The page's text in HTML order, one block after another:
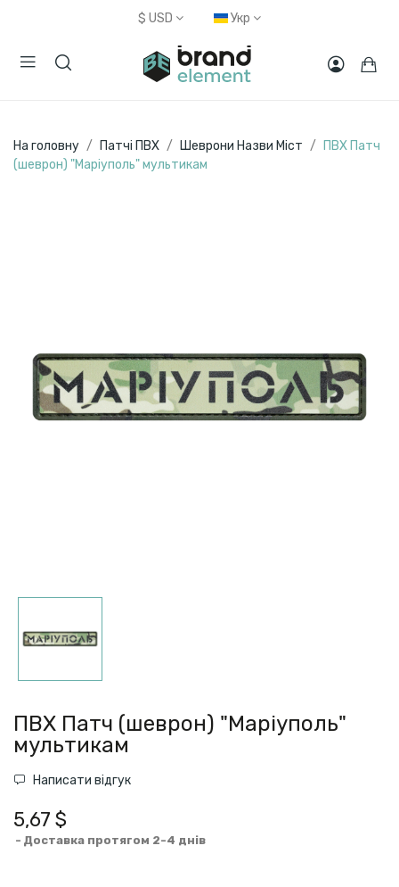
$ USD Укр
На головну Патчі ПВХ Шеврони Назви Міст
ПВХ Патч
(шеврон) "Маріуполь" мультикам
ПВХ Патч (шеврон) "Маріуполь"
мультикам
Написати відгук
5,67 $
Доставка протягом 2-4 днів